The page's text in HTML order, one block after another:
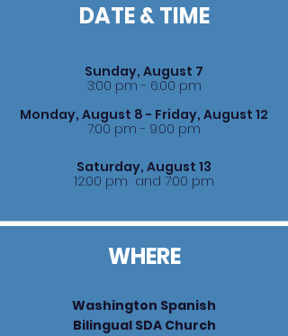
DATE & TIME
Sunday, August 7
3:00 pm - 6:00 pm
Monday, August 8 - Friday, August 12
7:00 pm - 9:00 pm
Saturday, August 13
12:00 pm and 7:00 pm
WHERE
Washington Spanish
Bilingual SDA Church